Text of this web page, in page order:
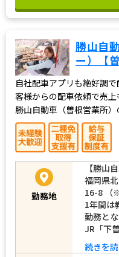
勝山自
ー）【
自社配車アプリも絶好調
客様からの配車依頼で売
勝山自動車（曽根営業所）
勤務地
【勝山
福岡県
16-8 （
1年間は
勤務と
JR「下
続きを